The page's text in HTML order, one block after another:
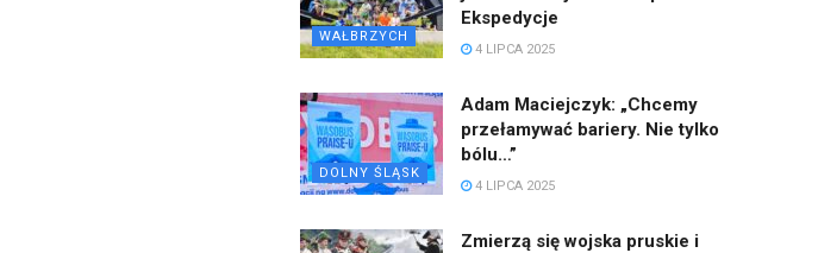
WAŁBRZYCH
Ekspedycje
4 LIPCA 2025
DOLNY ŚLĄSK
Adam Maciejczyk: „Chcemy
przełamywać bariery. Nie tylko
bólu…”
4 LIPCA 2025
Zmierzą się wojska pruskie i